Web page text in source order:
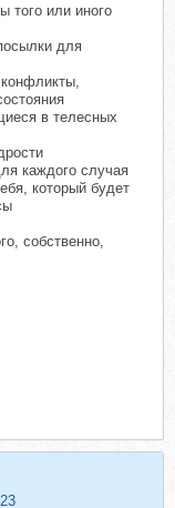
того или иного
для
в телесных
каждого случая
который будет
собственно,